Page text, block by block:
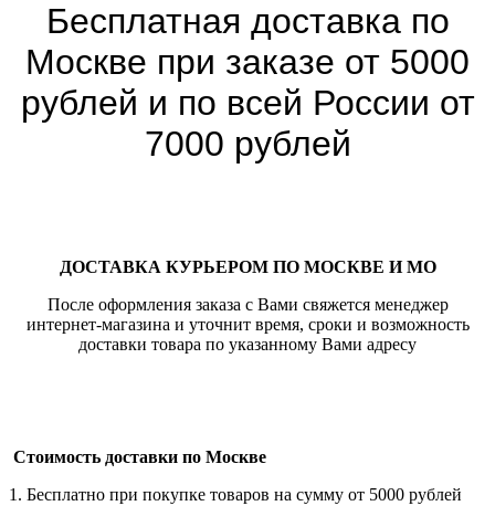
Бесплатная доставка по
Москве при заказе от 5000
рублей и по всей России от
7000 рублей
ДОСТАВКА КУРЬЕРОМ ПО МОСКВЕ И МО
После оформления заказа с Вами свяжется менеджер
интернет-магазина и уточнит время, сроки и возможность
доставки товара по указанному Вами адресу
Стоимость доставки по Москве
1. Бесплатно при покупке товаров на сумму от 5000 рублей